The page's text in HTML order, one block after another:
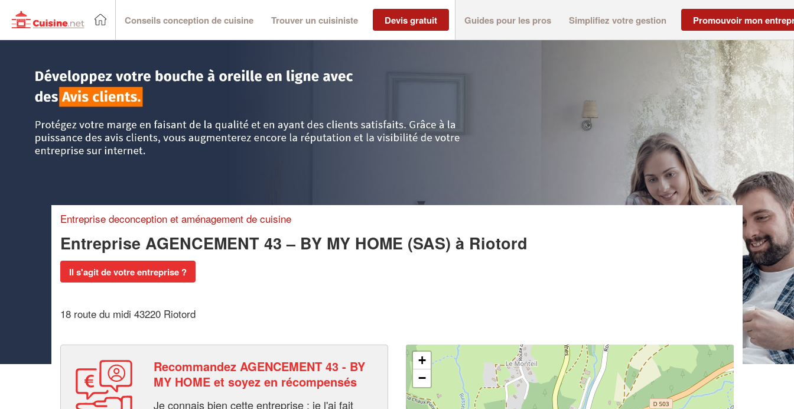
Conseils conception de cuisine Trouver un cuisiniste Devis gratuit Guides pour les pros Simplifiez votre gestion Promouvoir mon
Entreprise deconception et aménagement de cuisine
Entreprise AGENCEMENT 43 – BY MY HOME (SAS) à Riotord
Il s'agit de votre entreprise ?
18 route du midi 43220 Riotord
Recommandez AGENCEMENT 43 - BY
MY HOME et soyez en récompensés
Je connais bien cette entreprise : je l'ai fait
+
−